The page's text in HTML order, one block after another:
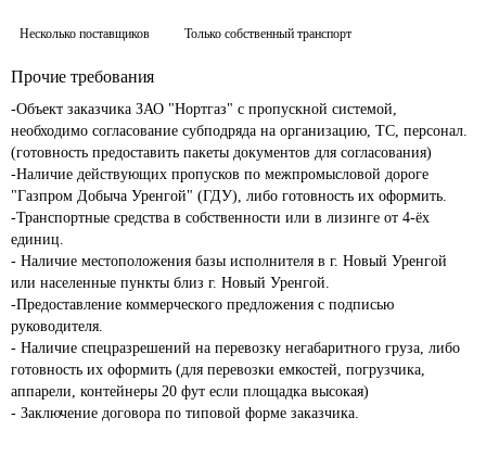
Несколько поставщиков Только собственный транспорт
Прочие требования
-Объект заказчика ЗАО "Нортгаз" с пропускной системой,
необходимо согласование субподряда на организацию, ТС, персонал.
(готовность предоставить пакеты документов для согласования)
-Наличие действующих пропусков по межпромысловой дороге
"Газпром Добыча Уренгой" (ГДУ), либо готовность их оформить.
-Транспортные средства в собственности или в лизинге от 4-ёх
единиц.
- Наличие местоположения базы исполнителя в г. Новый Уренгой
или населенные пункты близ г. Новый Уренгой.
-Предоставление коммерческого предложения с подписью
руководителя.
- Наличие спецразрешений на перевозку негабаритного груза, либо
готовность их оформить (для перевозки емкостей, погрузчика,
аппарели, контейнеры 20 фут если площадка высокая)
- Заключение договора по типовой форме заказчика.